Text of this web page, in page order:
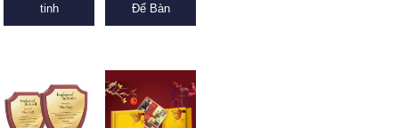
tinh
Để Bàn